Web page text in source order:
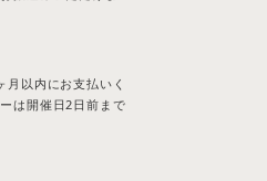
月以内にお支払いく
は開催日2日前まで